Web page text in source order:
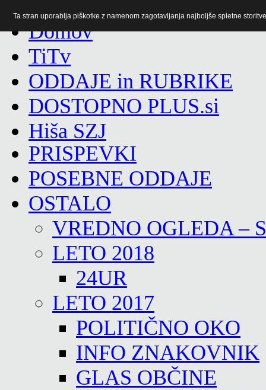
TiTv
ODDAJE in RUBRIKE
DOSTOPNO PLUS.si
Hiša SZJ
PRISPEVKI
POSEBNE ODDAJE
OSTALO
VREDNO OGLEDA –
LETO 2018
24UR
LETO 2017
POLITIČNO OKO
INFO ZNAKOVNIK
GLAS OBČINE
Ta stran uporablja piškotke z namenom zagotavljanja najboljše spletne